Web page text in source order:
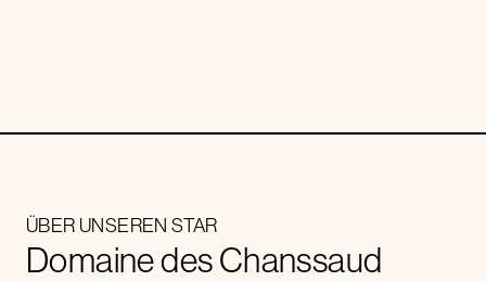
ÜBER UNSEREN STAR
Domaine des Chanssaud